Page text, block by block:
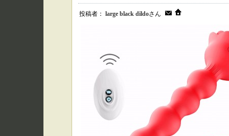
投稿者： large black dildoさん